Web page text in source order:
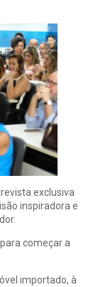
exclusiva
inspiradora e
começar a
importado, à